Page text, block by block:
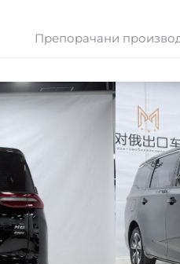
Препорачани